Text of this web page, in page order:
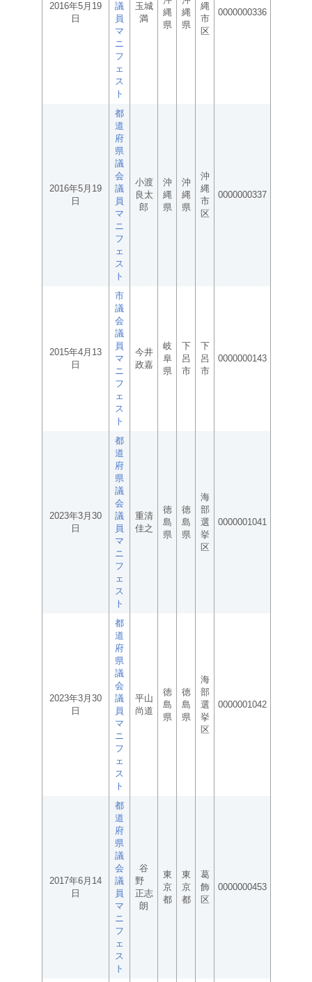
2016年5月19
日
議
員
マ
ニ
フ
ェ
ス
ト
玉城
満
縄
県
縄
県
縄
市
区
0000000336
2016年5月19
日
都
道
府
県
議
会
議
員
マ
ニ
フ
ェ
ス
ト
小渡
良太
郎
沖
縄
県
沖
縄
県
沖
縄
市
区
0000000337
2015年4月13
日
市
議
会
議
員
マ
ニ
フ
ェ
ス
ト
今井
政嘉
岐
阜
県
下
呂
市
下
呂
市
0000000143
2023年3月30
日
都
道
府
県
議
会
議
員
マ
ニ
フ
ェ
ス
ト
重清
佳之
徳
島
県
徳
島
県
海
部
選
挙
区
0000001041
2023年3月30
日
都
道
府
県
議
会
議
員
マ
ニ
フ
ェ
ス
ト
平山
尚道
徳
島
県
徳
島
県
海
部
選
挙
区
0000001042
2017年6月14
日
都
道
府
県
議
会
議
員
マ
ニ
フ
ェ
ス
ト
谷
野
正志
朗
東
京
都
東
京
都
葛
飾
区
0000000453